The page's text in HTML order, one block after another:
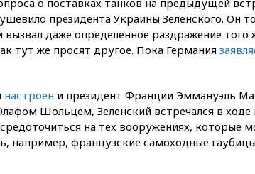
президента Украины Зеленского. Он
вызвал даже определенное раздражение
тут же просят другое. Пока Германия
настроен и президент Франции Эммануэль
Шольцем, Зеленский встречался в ходе
на тех вооружениях, которые
например, французские самоходные